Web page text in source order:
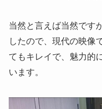
当然と言えば当然です
したので、現代の映像
てもキレイで、魅力的
います。